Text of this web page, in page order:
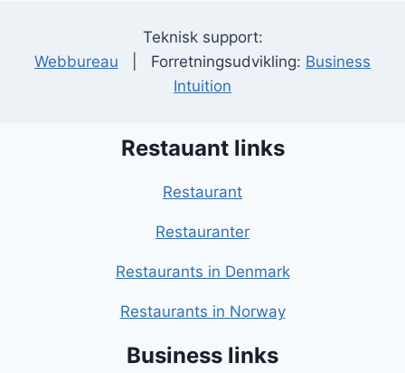
Teknisk support:
Webbureau | Forretningsudvikling: Business
Intuition
Restauant links
Restaurant
Restauranter
Restaurants in Denmark
Restaurants in Norway
Business links